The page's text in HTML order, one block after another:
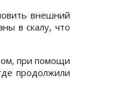
внешний
в скалу, что
при помощи
продолжили